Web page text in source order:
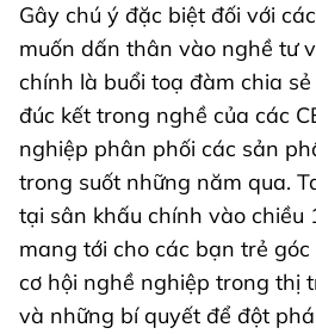
Gây chú ý đặc biệt đối với
muốn dấn thân vào nghề tư
chính là buổi toạ đàm chia
đúc kết trong nghề của các
nghiệp phân phối các sản
trong suốt những năm qua.
tại sân khấu chính vào chiều
mang tới cho các bạn trẻ
cơ hội nghề nghiệp trong thị
và những bí quyết để đột